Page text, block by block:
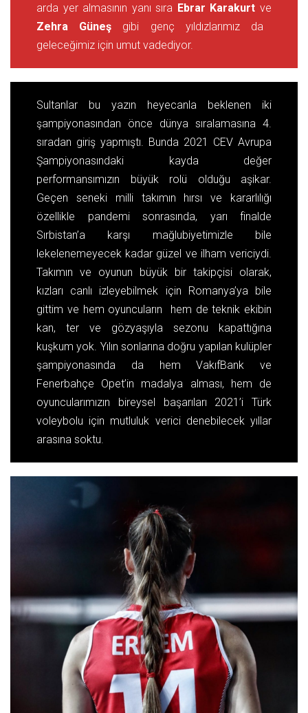
arda yer almasının yanı sıra Ebrar Karakurt ve
Zehra Güneş gibi genç yıldızlarımız da
geleceğimiz için umut vadediyor.
Sultanlar bu yazın heyecanla beklenen iki
şampiyonasından önce dünya sıralamasına 4.
sıradan giriş yapmıştı. Bunda 2021 CEV Avrupa
Şampiyonasındaki kayda değer
performansımızın büyük rolü olduğu aşikar.
Geçen seneki milli takımın hırsı ve kararlılığı
özellikle pandemi sonrasında, yarı finalde
Sırbistan’a karşı mağlubiyetimizle bile
lekelenemeyecek kadar güzel ve ilham vericiydi.
Takımın ve oyunun büyük bir takipçisi olarak,
kızları canlı izleyebilmek için Romanya’ya bile
gittim ve hem oyuncuların hem de teknik ekibin
kan, ter ve gözyaşıyla sezonu kapattığına
kuşkum yok. Yılın sonlarına doğru yapılan kulüpler
şampiyonasında da hem VakıfBank ve
Fenerbahçe Opet’in madalya alması, hem de
oyuncularımızın bireysel başarıları 2021’i Türk
voleybolu için mutluluk verici denebilecek yıllar
arasına soktu.